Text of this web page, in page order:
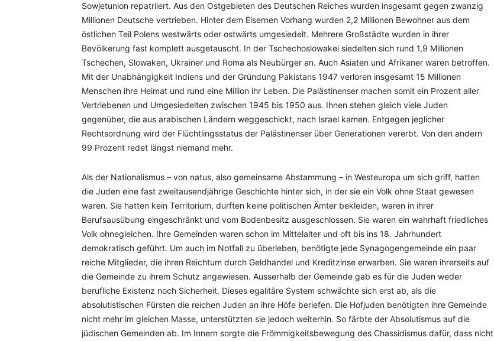
Sowjetunion repatriiert. Aus den Ostgebieten des Deutschen Reiches wurden insgesamt gegen zwanzig
Millionen Deutsche vertrieben. Hinter dem Eisernen Vorhang wurden 2,2 Millionen Bewohner aus dem
östlichen Teil Polens westwärts oder ostwärts umgesiedelt. Mehrere Großstädte wurden in ihrer
Bevölkerung fast komplett ausgetauscht. In der Tschechoslowakei siedelten sich rund 1,9 Millionen
Tschechen, Slowaken, Ukrainer und Roma als Neubürger an. Auch Asiaten und Afrikaner waren betroffen.
Mit der Unabhängigkeit Indiens und der Gründung Pakistans 1947 verloren insgesamt 15 Millionen
Menschen ihre Heimat und rund eine Million ihr Leben. Die Palästinenser machen somit ein Prozent aller
Vertriebenen und Umgesiedelten zwischen 1945 bis 1950 aus. Ihnen stehen gleich viele Juden
gegenüber, die aus arabischen Ländern weggeschickt, nach Israel kamen. Entgegen jeglicher
Rechtsordnung wird der Flüchtlingsstatus der Palästinenser über Generationen vererbt. Von den andern
99 Prozent redet längst niemand mehr.
Als der Nationalismus – von natus, also gemeinsame Abstammung – in Westeuropa um sich griff, hatten
die Juden eine fast zweitausendjährige Geschichte hinter sich, in der sie ein Volk ohne Staat gewesen
waren. Sie hatten kein Territorium, durften keine politischen Ämter bekleiden, waren in ihrer
Berufsausübung eingeschränkt und vom Bodenbesitz ausgeschlossen. Sie waren ein wahrhaft friedliches
Volk ohnegleichen. Ihre Gemeinden waren schon im Mittelalter und oft bis ins 18. Jahrhundert
demokratisch geführt. Um auch im Notfall zu überleben, benötigte jede Synagogengemeinde ein paar
reiche Mitglieder, die ihren Reichtum durch Geldhandel und Kreditzinse erwarben. Sie waren ihrerseits auf
die Gemeinde zu ihrem Schutz angewiesen. Ausserhalb der Gemeinde gab es für die Juden weder
berufliche Existenz noch Sicherheit. Dieses egalitäre System schwächte sich erst ab, als die
absolutistischen Fürsten die reichen Juden an ihre Höfe beriefen. Die Hofjuden benötigten ihre Gemeinde
nicht mehr im gleichen Masse, unterstützten sie jedoch weiterhin. So färbte der Absolutismus auf die
jüdischen Gemeinden ab. Im Innern sorgte die Frömmigkeitsbewegung des Chassidismus dafür, dass nicht